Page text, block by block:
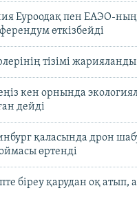
Еуроодақ пен ЕАЭО-ның
өткізбейді
тізімі жарияланды
кен орнында
дейді
қаласында дрон
өртенді
біреу қарудан оқ атып,